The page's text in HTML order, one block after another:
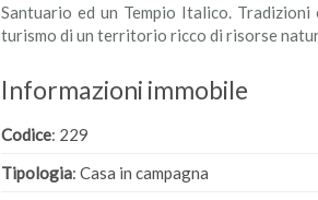
Santuario ed un Tempio Italico.
turismo di un territorio ricco di risorse
Informazioni immobile
Codice: 229
Tipologia: Casa in campagna